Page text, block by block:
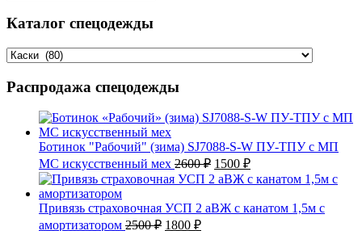
Каталог спецодежды
Распродажа спецодежды
Ботинок "Рабочий" (зима) SJ7088-S-W ПУ-ТПУ с МП
МС искусственный мех 2600₽ Первоначальная
цена
составляла
2600 ₽.
1500 ₽Текущая
цена:
Привязь страховочная УСП 2 аВЖ с канатом 1,5м с
амортизатором 2500₽ Первоначальная
1800 ₽Текущая